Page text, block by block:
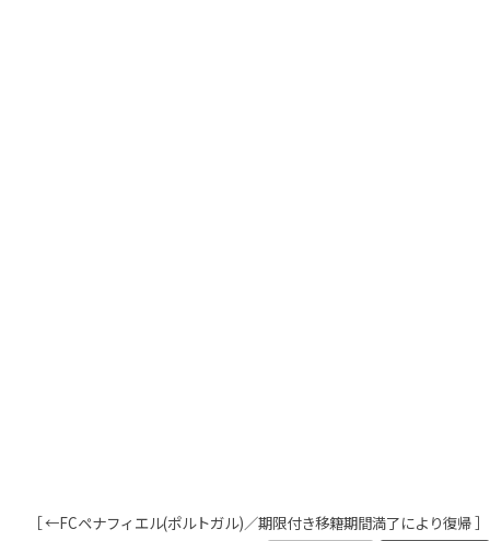
［ ←FCペナフィエル(ポルトガル)／期限付き移籍期間満了により復帰 ］